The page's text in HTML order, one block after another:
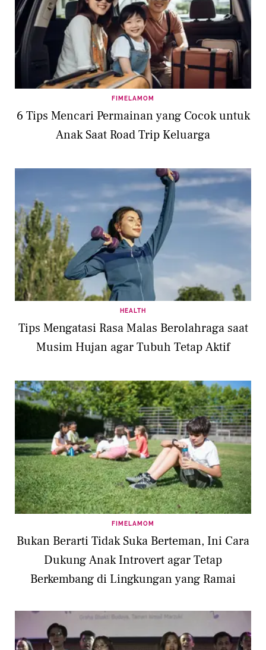
FIMELAMOM
6 Tips Mencari Permainan yang Cocok untuk
Anak Saat Road Trip Keluarga
HEALTH
Tips Mengatasi Rasa Malas Berolahraga saat
Musim Hujan agar Tubuh Tetap Aktif
FIMELAMOM
Bukan Berarti Tidak Suka Berteman, Ini Cara
Dukung Anak Introvert agar Tetap
Berkembang di Lingkungan yang Ramai